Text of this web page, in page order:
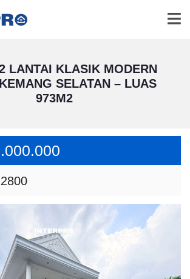
LANTAI KLASIK MODERN
SELATAN – LUAS
973M2